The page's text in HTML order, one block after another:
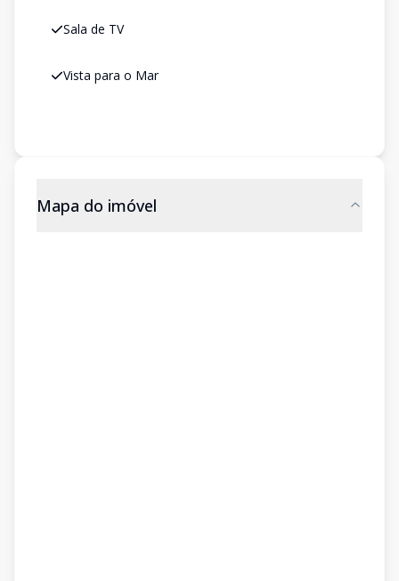
Sala de TV
Vista para o Mar
Mapa do imóvel